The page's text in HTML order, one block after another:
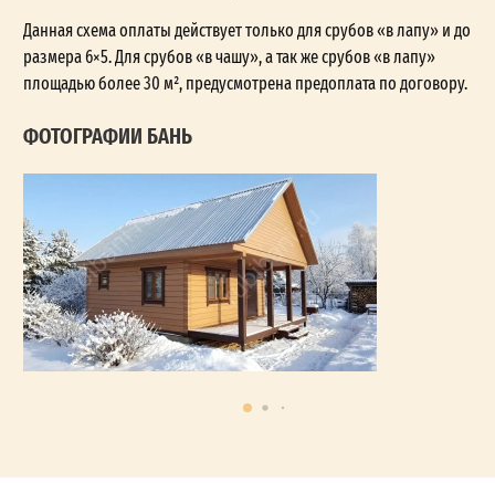
Данная схема оплаты действует только для срубов «в лапу» и до
размера 6×5. Для срубов «в чашу», а так же срубов «в лапу»
площадью более 30 м², предусмотрена предоплата по договору.
ФОТОГРАФИИ БАНЬ